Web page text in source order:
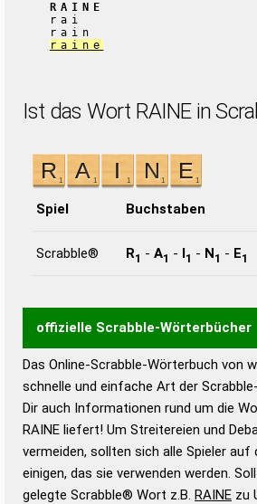
RAINE
rai
rain
raine
Ist das Wort RAINE in
Spiel Buchstaben
Scrabble® R1 - A1 - I1 - N1 - E1
offizielle Scrabble-Wörterbücher
Wortwurzel liefert mit Hilfe eines
Wortanalyse-Algorithmus gute
Wortbedeutung, Worttrennung und
Gültigkeit eines Wortes für das
bestimmen!
zugelassene Turnier
Wörterbücher sind:
Das Online-Scrabble-Wörterbuch von
schnelle und einfache Art der
Dir auch Informationen rund um die
RAINE liefert! Um Streitereien und
vermeiden, sollten sich alle Spieler auf
einigen, das sie verwenden werden.
gelegte Scrabble® Wort z.B. RAINE zu